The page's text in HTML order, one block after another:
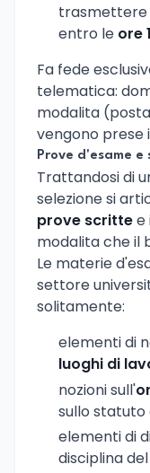
trasmettere
entro le ore
Fa fede
telematica:
modalita
vengono prese
Prove d'esame e
Trattandosi di
selezione si
prove scrittee
modalita che il
Le materie
settore
solitamente:
elementi di
luoghi di
nozioni sull'
sullo statuto
elementi di
disciplina